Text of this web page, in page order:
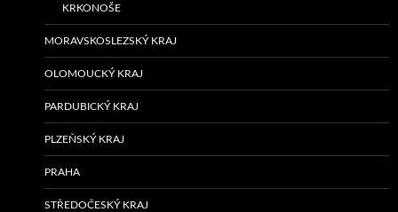
KRKONOŠE
MORAVSKOSLEZSKÝ KRAJ
OLOMOUCKÝ KRAJ
PARDUBICKÝ KRAJ
PLZEŇSKÝ KRAJ
PRAHA
STŘEDOČESKÝ KRAJ